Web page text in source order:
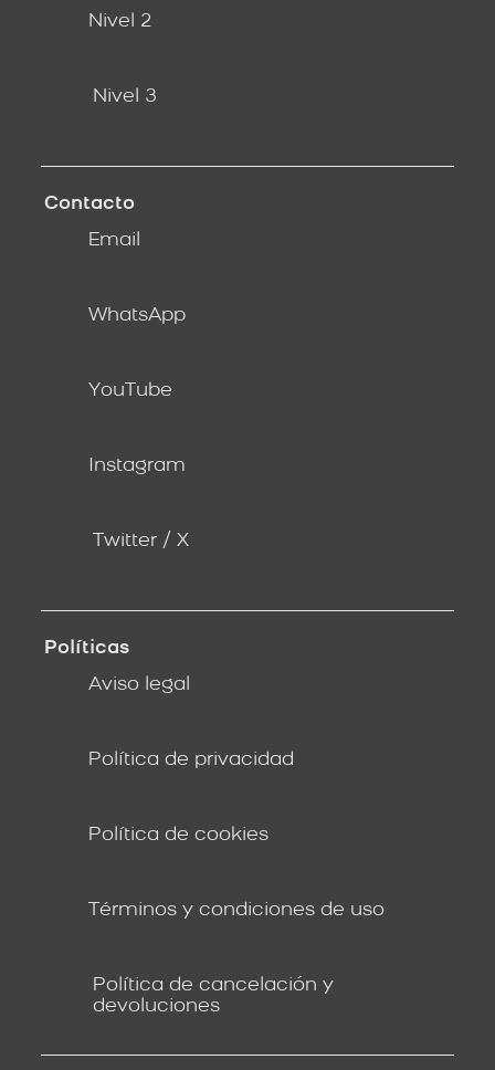
Nivel 2
Nivel 3
Contacto
Email
WhatsApp
YouTube
Instagram
Twitter / X
Políticas
Aviso legal
Política de privacidad
Política de cookies
Términos y condiciones de uso
Política de cancelación y
devoluciones